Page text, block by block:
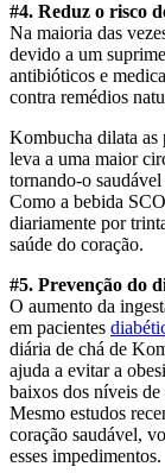
#4. Reduz o risco
Na maioria das
devido a um
antibióticos e
contra remédios
Kombucha dilata as
leva a uma maior
tornando-o
Como a bebida
diariamente por
saúde do coração.
#5. Prevenção do
O aumento da
em pacientes
diária de chá de
ajuda a evitar a
baixos dos níveis de
Mesmo estudos
coração saudável,
esses impedimentos.